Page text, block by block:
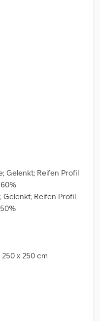
Gelenkt; Reifen Profil
Gelenkt; Reifen Profil
250 x 250 cm